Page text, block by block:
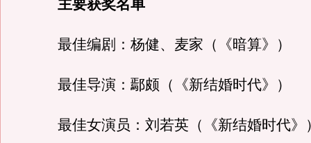
主要获奖名单
最佳编剧：杨健、麦家（《暗算》）
最佳导演：鄢颇（《新结婚时代》）
最佳女演员：刘若英（《新结婚时代》